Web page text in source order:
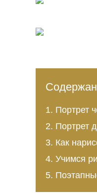
Портрет
Портрет
Как
Учимся